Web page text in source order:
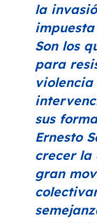
la
Son los
para
sus
Ernesto
crecer la
gran